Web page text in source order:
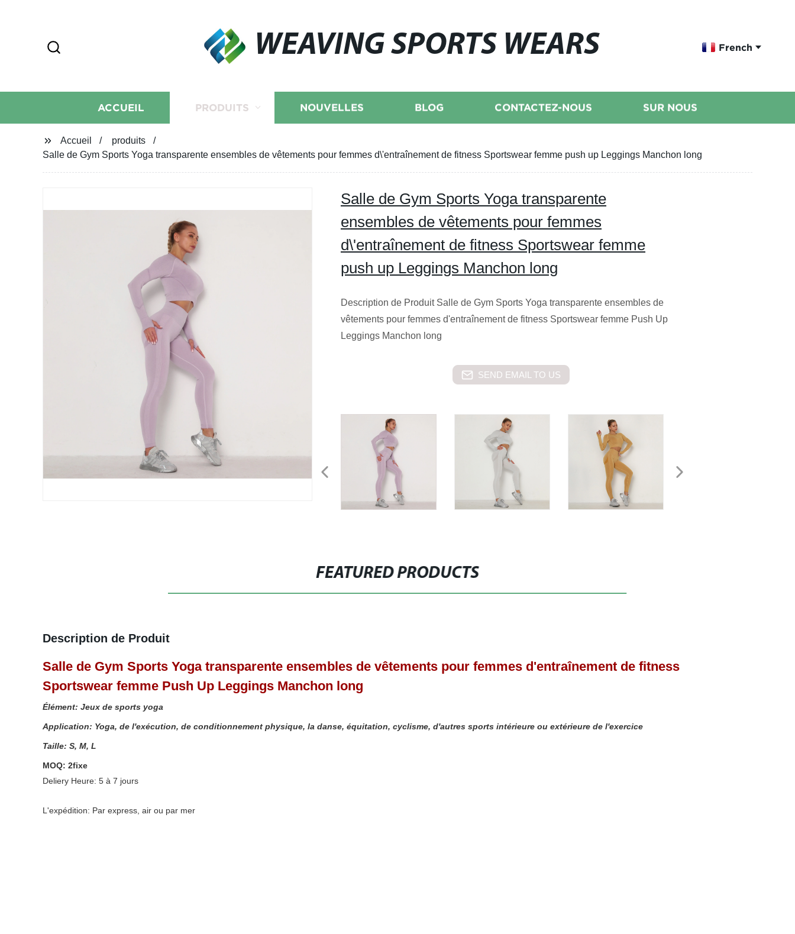
WEAVING SPORTS WEARS French
ACCUEIL PRODUITS NOUVELLES BLOG CONTACTEZ-NOUS SUR NOUS
Accueil
produits
Salle de Gym Sports Yoga transparente ensembles de vêtements pour femmes d\'entraînement de fitness Sportswear femme push up Leggings Manchon long
Salle de Gym Sports Yoga transparente
ensembles de vêtements pour femmes
d\'entraînement de fitness Sportswear femme
push up Leggings Manchon long
Description de Produit Salle de Gym Sports Yoga transparente ensembles de
vêtements pour femmes d'entraînement de fitness Sportswear femme Push Up
Leggings Manchon long
SEND EMAIL TO US
FEATURED PRODUCTS
Description de Produit
Salle de Gym Sports Yoga transparente ensembles de vêtements pour femmes d'entraînement de fitness
Sportswear femme Push Up Leggings Manchon long
Élément: Jeux de sports yoga
Application: Yoga, de l'exécution, de conditionnement physique, la danse, équitation, cyclisme, d'autres sports intérieure ou extérieure de l'exercice
Taille: S, M, L
MOQ: 2fixe
Deliery Heure: 5 à 7 jours
L'expédition: Par express, air ou par mer